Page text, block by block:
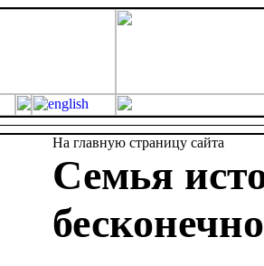
На главную страницу сайта
Семья